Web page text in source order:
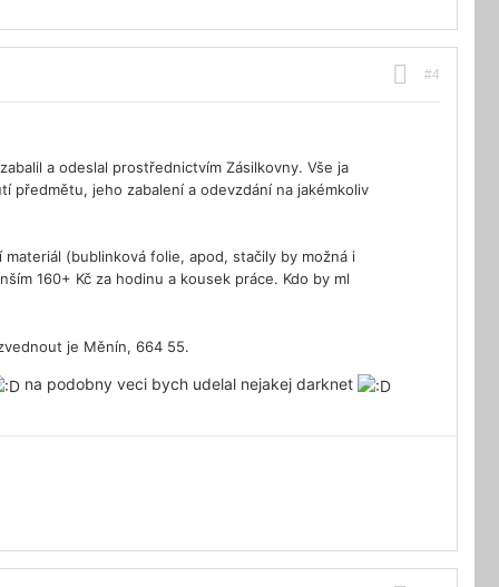
#4
a odeslal prostřednictvím Zásilkovny. Vše ja
předmětu, jeho zabalení a odevzdání na jakémkoliv
(bublinková folie, apod, stačily by možná i
160+ Kč za hodinu a kousek práce. Kdo by ml
je Měnín, 664 55.
na podobny veci bych udelal nejakej darknet